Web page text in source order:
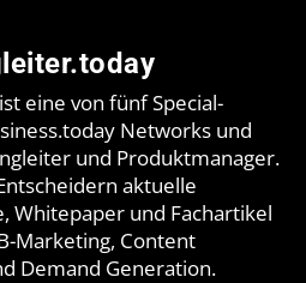
eine von fünf Special-
Networks und
und Produktmanager.
aktuelle
Whitepaper und Fachartikel
Marketing, Content
Demand Generation.